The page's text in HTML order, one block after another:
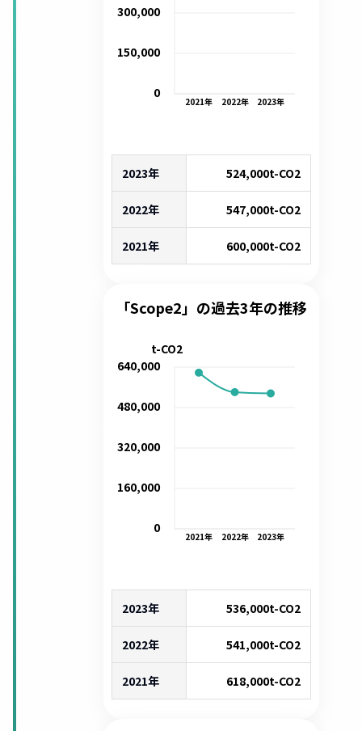
2021年 2022年 2023年
0
150,000
300,000
2023年 524,000t-CO2
2022年 547,000t-CO2
2021年 600,000t-CO2
「Scope2」の過去3年の推移
2021年 2022年 2023年
0
160,000
320,000
480,000
640,000
t-CO2
2023年 536,000t-CO2
2022年 541,000t-CO2
2021年 618,000t-CO2